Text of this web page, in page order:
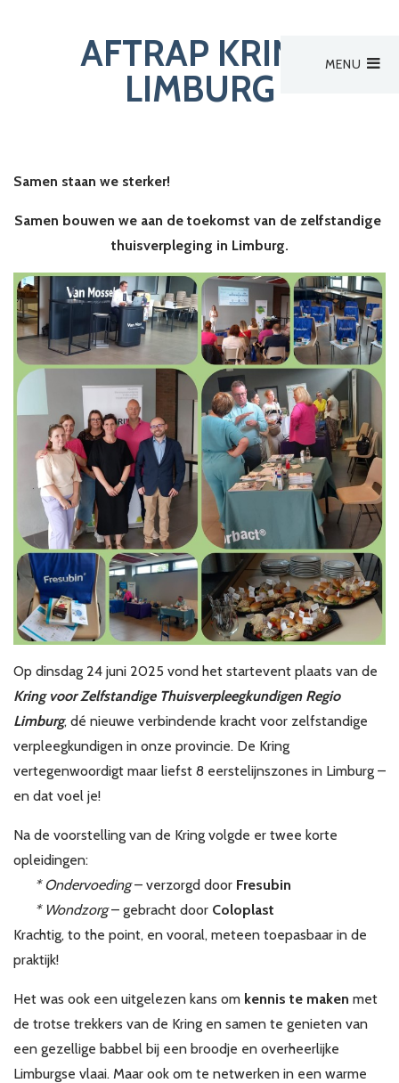
AFTRAP KRING
LIMBURG
MENU
Samen staan we sterker!
Samen bouwen we aan de toekomst van de zelfstandige
thuisverpleging in Limburg.
Op dinsdag 24 juni 2025 vond het startevent plaats van de
Kring voor Zelfstandige Thuisverpleegkundigen Regio
Limburg, dé nieuwe verbindende kracht voor zelfstandige
verpleegkundigen in onze provincie. De Kring
vertegenwoordigt maar liefst 8 eerstelijnszones in Limburg –
en dat voel je!
Na de voorstelling van de Kring volgde er twee korte
opleidingen:
* Ondervoeding– verzorgd door Fresubin
* Wondzorg– gebracht door Coloplast
Krachtig, to the point, en vooral, meteen toepasbaar in de
praktijk!
Het was ook een uitgelezen kans om kennis te maken met
de trotse trekkers van de Kring en samen te genieten van
een gezellige babbel bij een broodje en overheerlijke
Limburgse vlaai. Maar ook om te netwerken in een warme
Hoofdmenu
Activiteiten
Bestuur
Aanmelden